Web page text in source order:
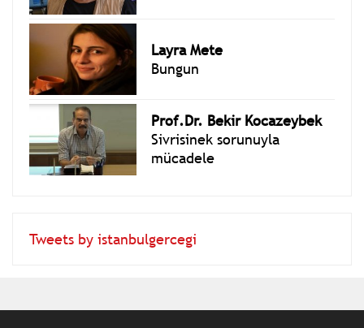
Layra Mete
Bungun
Prof.Dr. Bekir Kocazeybek
Sivrisinek sorunuyla
mücadele
Tweets by istanbulgercegi